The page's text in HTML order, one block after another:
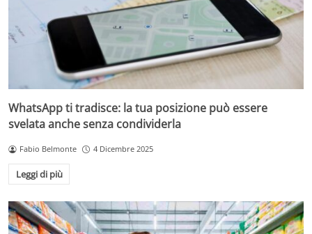
WhatsApp ti tradisce: la tua posizione può essere
svelata anche senza condividerla
Fabio Belmonte 4 Dicembre 2025
Leggi di più